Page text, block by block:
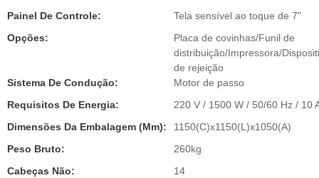
Painel De Controle:
Tela sensível ao toque de 7"
Opções:
Placa de covinhas/Funil de
distribuição/Impressora/
de rejeição
Sistema De Condução:
Motor de passo
Requisitos De Energia:
220 V / 1500 W / 50/60 Hz / 10
Dimensões Da Embalagem (mm):
1150(C)x1150(L)x1050(A)
Peso Bruto:
260kg
Cabeças Não:
14